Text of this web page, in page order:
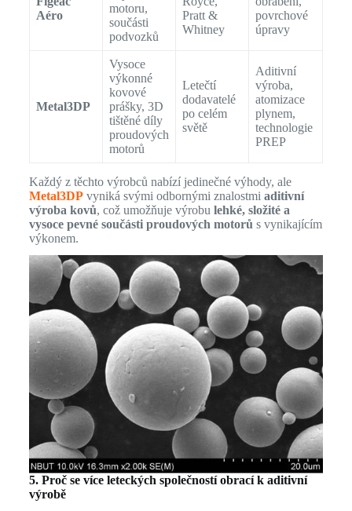
Aéro
motoru,
součásti
podvozků
Pratt &
Whitney
povrchové
úpravy
Metal3DP
Vysoce
výkonné
kovové
prášky, 3D
tištěné díly
proudových
motorů
Letečtí
dodavatelé
po celém
světě
Aditivní
výroba,
atomizace
plynem,
technologie
PREP
Každý z těchto výrobců nabízí jedinečné výhody, ale
Metal3DPvyniká svými odbornými znalostmi aditivní
výroba kovů, což umožňuje výrobu lehké, složité a
vysoce pevné součásti proudových motorů s vynikajícím
výkonem.
5. Proč se více leteckých společností obrací k aditivní
výrobě